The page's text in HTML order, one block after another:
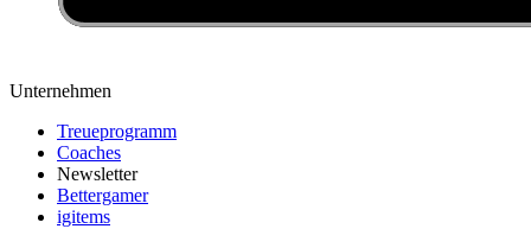
Unternehmen
Treueprogramm
Coaches
Newsletter
Bettergamer
igitems